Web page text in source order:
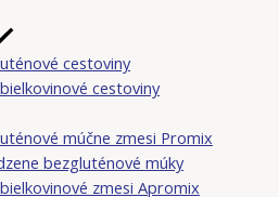
cestoviny
cestoviny
múčne zmesi Promix
bezgluténové múky
zmesi Apromix